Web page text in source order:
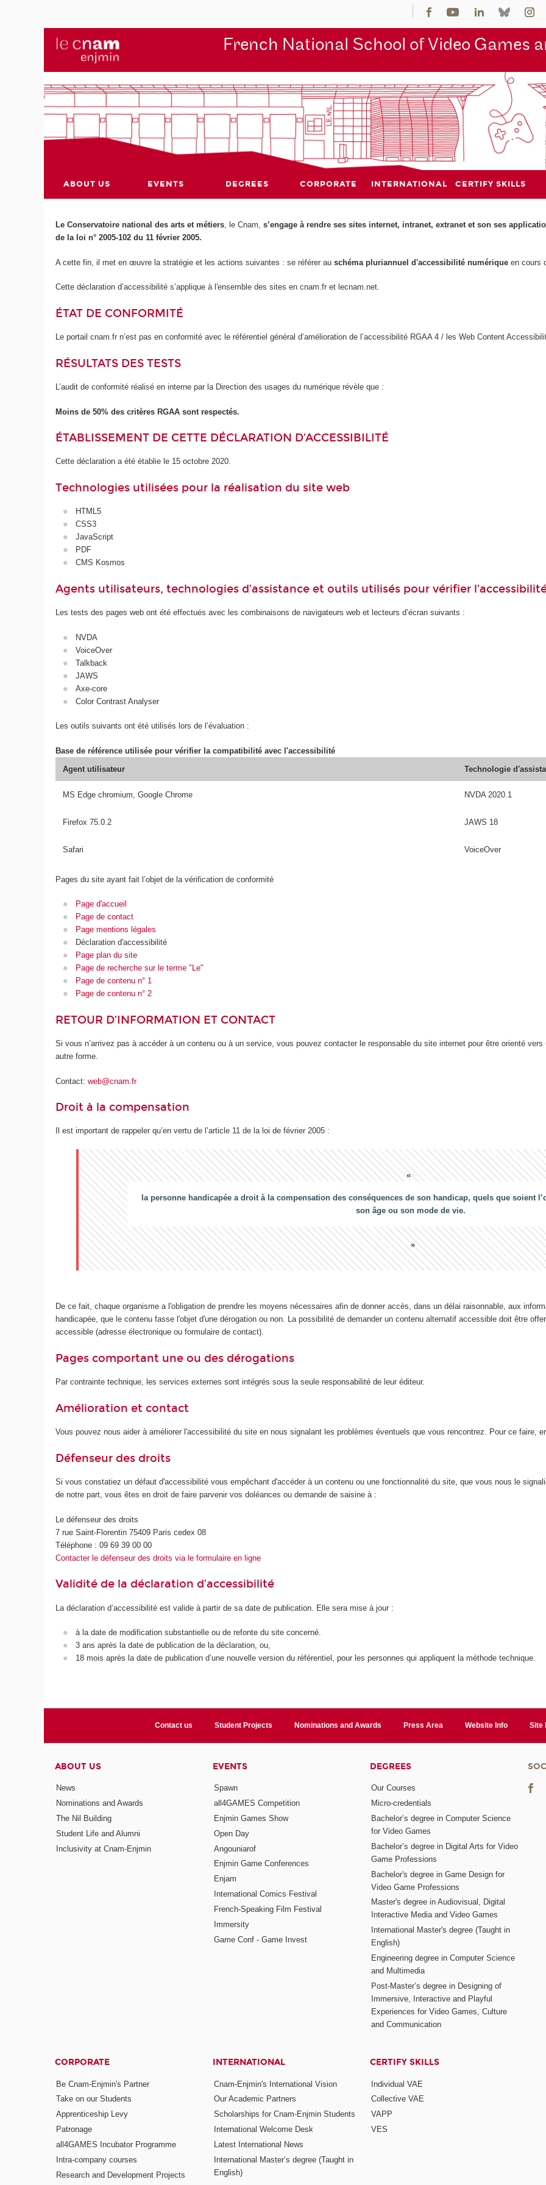
French National School of Video Games
ABOUT US EVENTS DEGREES CORPORATE INTERNATIONAL CERTIFY SKILLS
Le Conservatoire national des arts et métiers, le Cnam,s’engage à rendre ses sites internet, intranet, extranet et son ses
de la loi n° 2005-102 du 11 février 2005.
A cette fin, il met en œuvre la stratégie et les actions suivantes : se référer auschéma pluriannuel d'accessibilité numérique en cours
Cette déclaration d’accessibilité s’applique à l'ensemble des sites en cnam.fr et lecnam.net.
ÉTAT DE CONFORMITÉ
Le portail cnam.fr n’est pas en conformité avec le référentiel général d’amélioration de l’accessibilité RGAA 4 / les Web Content
RÉSULTATS DES TESTS
L’audit de conformité réalisé en interne par la Direction des usages du numérique révèle que :
Moins de 50% des critères RGAA sont respectés.
ÉTABLISSEMENT DE CETTE DÉCLARATION D’ACCESSIBILITÉ
Cette déclaration a été établie le 15 octobre 2020.
Technologies utilisées pour la réalisation du site web
HTML5
CSS3
JavaScript
PDF
CMS Kosmos
Agents utilisateurs, technologies d’assistance et outils utilisés pour vérifier
Les tests des pages web ont été effectués avec les combinaisons de navigateurs web et lecteurs d’écran suivants :
NVDA
VoiceOver
Talkback
JAWS
Axe-core
Color Contrast Analyser
Les outils suivants ont été utilisés lors de l’évaluation :
Base de référence utilisée pour vérifier la compatibilité avec l'accessibilité
Agent utilisateur
Technologie
MS Edge chromium, Google Chrome NVDA 2020.1
Firefox 75.0.2 JAWS 18
Safari VoiceOver
Pages du site ayant fait l’objet de la vérification de conformité
Page d'accueil
Page de contact
Page mentions légales
Déclaration d'accessibilité
Page plan du site
Page de recherche sur le terme "Le"
Page de contenu n° 1
Page de contenu n° 2
RETOUR D’INFORMATION ET CONTACT
Si vous n’arrivez pas à accéder à un contenu ou à un service, vous pouvez contacter le responsable du site internet pour être orienté
autre forme.
Contact:web@cnam.fr
Droit à la compensation
Il est important de rappeler qu’en vertu de l’article 11 de la loi de février 2005 :
la personne handicapée a droit à la compensation des conséquences de son handicap, quels que soient
son âge ou son mode de vie.
De ce fait, chaque organisme a l'obligation de prendre les moyens nécessaires afin de donner accès, dans un délai raisonnable, aux
handicapée, que le contenu fasse l'objet d'une dérogation ou non. La possibilité de demander un contenu alternatif accessible doit être
accessible (adresse électronique ou formulaire de contact).
Pages comportant une ou des dérogations
Par contrainte technique, les services externes sont intégrés sous la seule responsabilité de leur éditeur.
Amélioration et contact
Vous pouvez nous aider à améliorer l'accessibilité du site en nous signalant les problèmes éventuels que vous rencontrez. Pour ce faire,
Défenseur des droits
Si vous constatiez un défaut d'accessibilité vous empêchant d'accéder à un contenu ou une fonctionnalité du site, que vous nous le
de notre part, vous êtes en droit de faire parvenir vos doléances ou demande de saisine à :
Le défenseur des droits
7 rue Saint-Florentin 75409 Paris cedex 08
Téléphone : 09 69 39 00 00
Contacter le défenseur des droits via le formulaire en ligne
Validité de la déclaration d’accessibilité
La déclaration d’accessibilité est valide à partir de sa date de publication. Elle sera mise à jour :
à la date de modification substantielle ou de refonte du site concerné.
3 ans après la date de publication de la déclaration, ou,
18 mois après la date de publication d’une nouvelle version du référentiel, pour les personnes qui appliquent la méthode technique.
Contact us Student Projects Nominations and Awards Press Area Website Info Site
ABOUT US
News
Nominations and Awards
The Nil Building
Student Life and Alumni
Inclusivity at Cnam-Enjmin
EVENTS
Spawn
all4GAMES Competition
Enjmin Games Show
Open Day
Angouniarof
Enjmin Game Conferences
Enjam
International Comics Festival
French-Speaking Film Festival
Immersity
Game Conf - Game Invest
DEGREES
Our Courses
Micro-credentials
Bachelor’s degree in Computer Science
for Video Games
Bachelor’s degree in Digital Arts for Video
Game Professions
Bachelor's degree in Game Design for
Video Game Professions
Master's degree in Audiovisual, Digital
Interactive Media and Video Games
International Master's degree (Taught in
English)
Engineering degree in Computer Science
and Multimedia
Post-Master’s degree in Designing of
Immersive, Interactive and Playful
Experiences for Video Games, Culture
and Communication
CORPORATE
Be Cnam-Enjmin's Partner
Take on our Students
Apprenticeship Levy
Patronage
all4GAMES Incubator Programme
Intra-company courses
Research and Development Projects
INTERNATIONAL
Cnam-Enjmin's International Vision
Our Academic Partners
Scholarships for Cnam-Enjmin Students
International Welcome Desk
Latest International News
International Master’s degree (Taught in
English)
CERTIFY SKILLS
Individual VAE
Collective VAE
VAPP
VES